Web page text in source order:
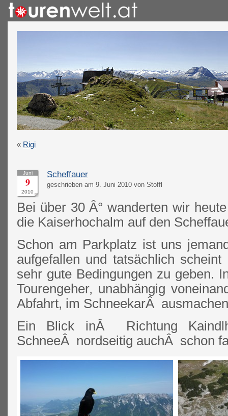
« Rigi
Juni
9
2010
Scheffauer
geschrieben am 9. Juni 2010 von Stoffl
Bei über 30 Â° wanderten wir
die Kaiserhochalm auf den
Schon am Parkplatz ist uns
aufgefallen und tatsächlich
sehr gute Bedingungen zu geben.
Tourengeher, unabhängig
Abfahrt, im SchneekarÂ
Ein Blick inÂ Richtung
SchneeÂ nordseitig auchÂ schon